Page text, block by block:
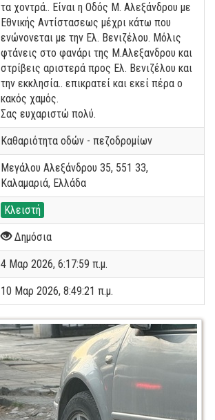
τα χοντρά.. Είναι η Οδός Μ. Αλεξάνδρου με
Εθνικής Αντίστασεως μέχρι κάτω που
ενώνονεται με την Ελ. Βενιζέλου. Μόλις
φτάνεις στο φανάρι της Μ.Αλεξανδρου και
στρίβεις αριστερά προς Ελ. Βενιζέλου και
την εκκλησία.. επικρατεί και εκεί πέρα ο
κακός χαμός.
Σας ευχαριστώ πολύ.
Καθαριότητα οδών - πεζοδρομίων
Μεγάλου Αλεξάνδρου 35, 551 33,
Καλαμαριά, Ελλάδα
Κλειστή
Δημόσια
4 Μαρ 2026, 6:17:59 π.μ.
10 Μαρ 2026, 8:49:21 π.μ.